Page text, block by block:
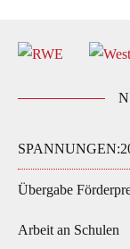
Übergabe
Arbeit an Schulen